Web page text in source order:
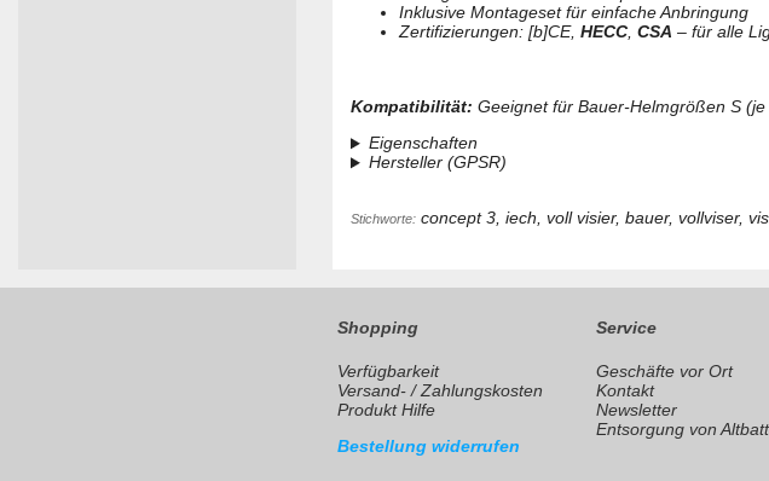
Inklusive Montageset für einfache Anbringung
Zertifizierungen: [b]CE, HECC, CSA – für alle
Kompatibilität: Geeignet für Bauer-Helmgrößen S
Eigenschaften
Hersteller (GPSR)
Stichworte: concept 3, iech, voll visier, bauer, vollviser,
Shopping
Verfügbarkeit
Versand- / Zahlungskosten
Produkt Hilfe
Bestellung widerrufen
Service
Geschäfte vor Ort
Kontakt
Newsletter
Entsorgung von